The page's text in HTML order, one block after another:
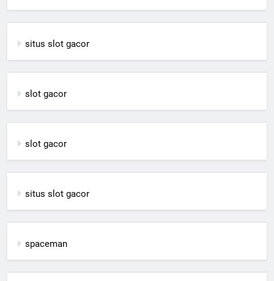
situs slot gacor
slot gacor
slot gacor
situs slot gacor
spaceman